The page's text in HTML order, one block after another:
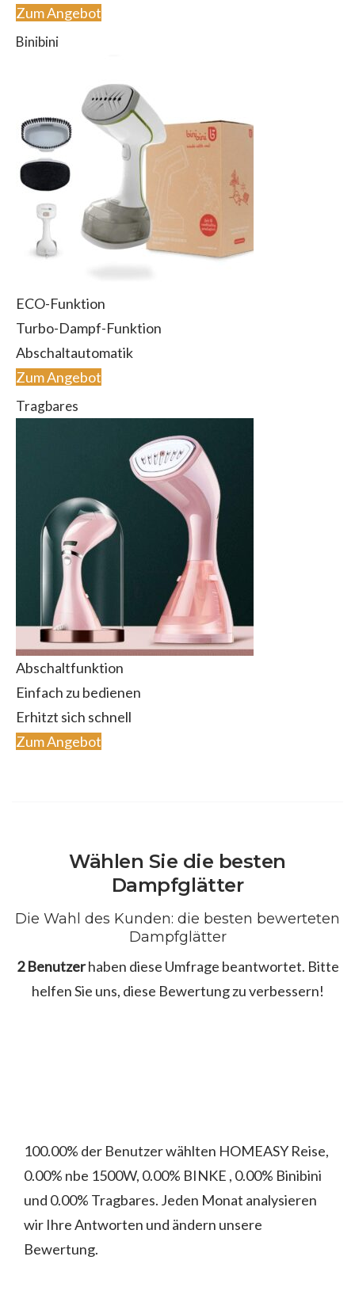
Zum Angebot
Binibini
ECO-Funktion
Turbo-Dampf-Funktion
Abschaltautomatik
Zum Angebot
Tragbares
Abschaltfunktion
Einfach zu bedienen
Erhitzt sich schnell
Zum Angebot
Wählen Sie die besten
Dampfglätter
Die Wahl des Kunden: die besten bewerteten
Dampfglätter
2 Benutzerhaben diese Umfrage beantwortet. Bitte
helfen Sie uns, diese Bewertung zu verbessern!
100.00% der Benutzer wählten HOMEASY Reise,
0.00% nbe 1500W, 0.00% BINKE , 0.00% Binibini
und 0.00% Tragbares. Jeden Monat analysieren
wir Ihre Antworten und ändern unsere
Bewertung.